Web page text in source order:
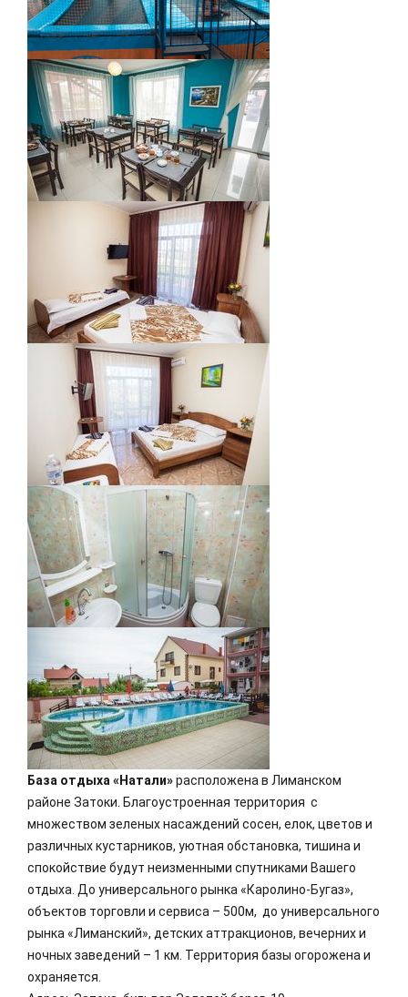
База отдыха «Натали»расположена в Лиманском
районе Затоки. Благоустроенная территория с
множеством зеленых насаждений сосен, елок, цветов и
различных кустарников, уютная обстановка, тишина и
спокойствие будут неизменными спутниками Вашего
отдыха. До универсального рынка «Каролино-Бугаз»,
объектов торговли и сервиса – 500м, до универсального
рынка «Лиманский», детских аттракционов, вечерних и
ночных заведений – 1 км. Территория базы огорожена и
охраняется.